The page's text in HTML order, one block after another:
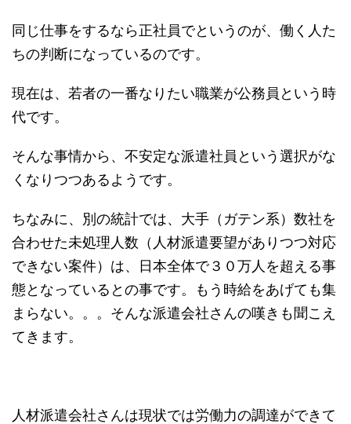
同じ仕事をするなら正社員でというのが、働く人た
ちの判断になっているのです。
現在は、若者の一番なりたい職業が公務員という時
代です。
そんな事情から、不安定な派遣社員という選択がな
くなりつつあるようです。
ちなみに、別の統計では、大手（ガテン系）数社を
合わせた未処理人数（人材派遣要望がありつつ対応
できない案件）は、日本全体で３０万人を超える事
態となっているとの事です。もう時給をあげても集
まらない。。。そんな派遣会社さんの嘆きも聞こえ
てきます。
人材派遣会社さんは現状では労働力の調達ができて